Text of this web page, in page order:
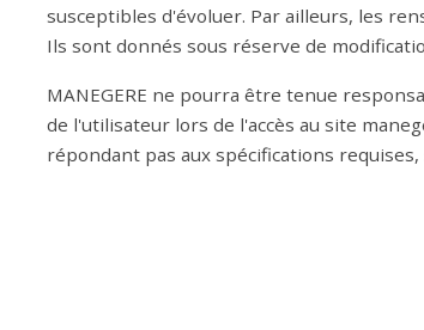
susceptibles d'évoluer. Par ailleurs, les
Ils sont donnés sous réserve de
MANEGERE ne pourra être tenue
de l'utilisateur lors de l'accès au site
répondant pas aux spécifications